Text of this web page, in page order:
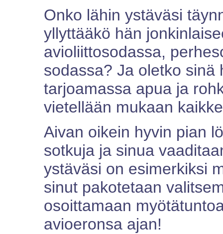
Onko lähin ystäväsi
yllyttääkö hän
avioliittosodassa,
sodassa? Ja oletko sinä
tarjoamassa apua ja
vietellään mukaan
Aivan oikein hyvin pian
sotkuja ja sinua
ystäväsi on esimerkiksi
sinut pakotetaan
osoittamaan
avioeronsa ajan!